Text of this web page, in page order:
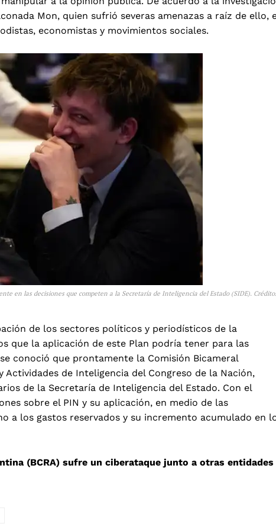
Mon, quien sufrió severas amenazas a raíz de ello,
economistas y movimientos sociales.
en las decisiones que competen a la Secretaría de Inteligencia del Estado (SIDE).
de los sectores políticos y periodísticos de la
que la aplicación de este Plan podría tener para las
conoció que prontamente la Comisión Bicameral
de Inteligencia del Congreso de la Nación,
de la Secretaría de Inteligencia del Estado. Con el
sobre el PIN y su aplicación, en medio de las
a los gastos reservados y su incremento acumulado en
(BCRA) sufre un ciberataque junto a otras entidades